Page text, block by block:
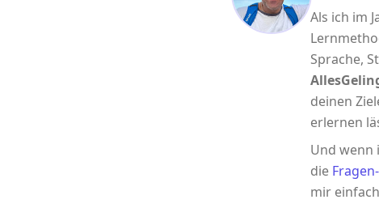
Als ich im
Sprache,
deinen
erlernen
Und wenn
die
mir